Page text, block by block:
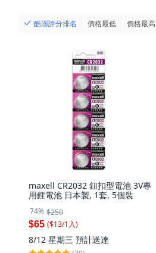
酷澎評分排名 價格最低 價格最高
maxell CR2032 鈕扣型電池 3V專
用鋰電池 日本製, 1套, 5個裝
74% $250
$65 ($13/1 入)
8/12 星期三 預計送達